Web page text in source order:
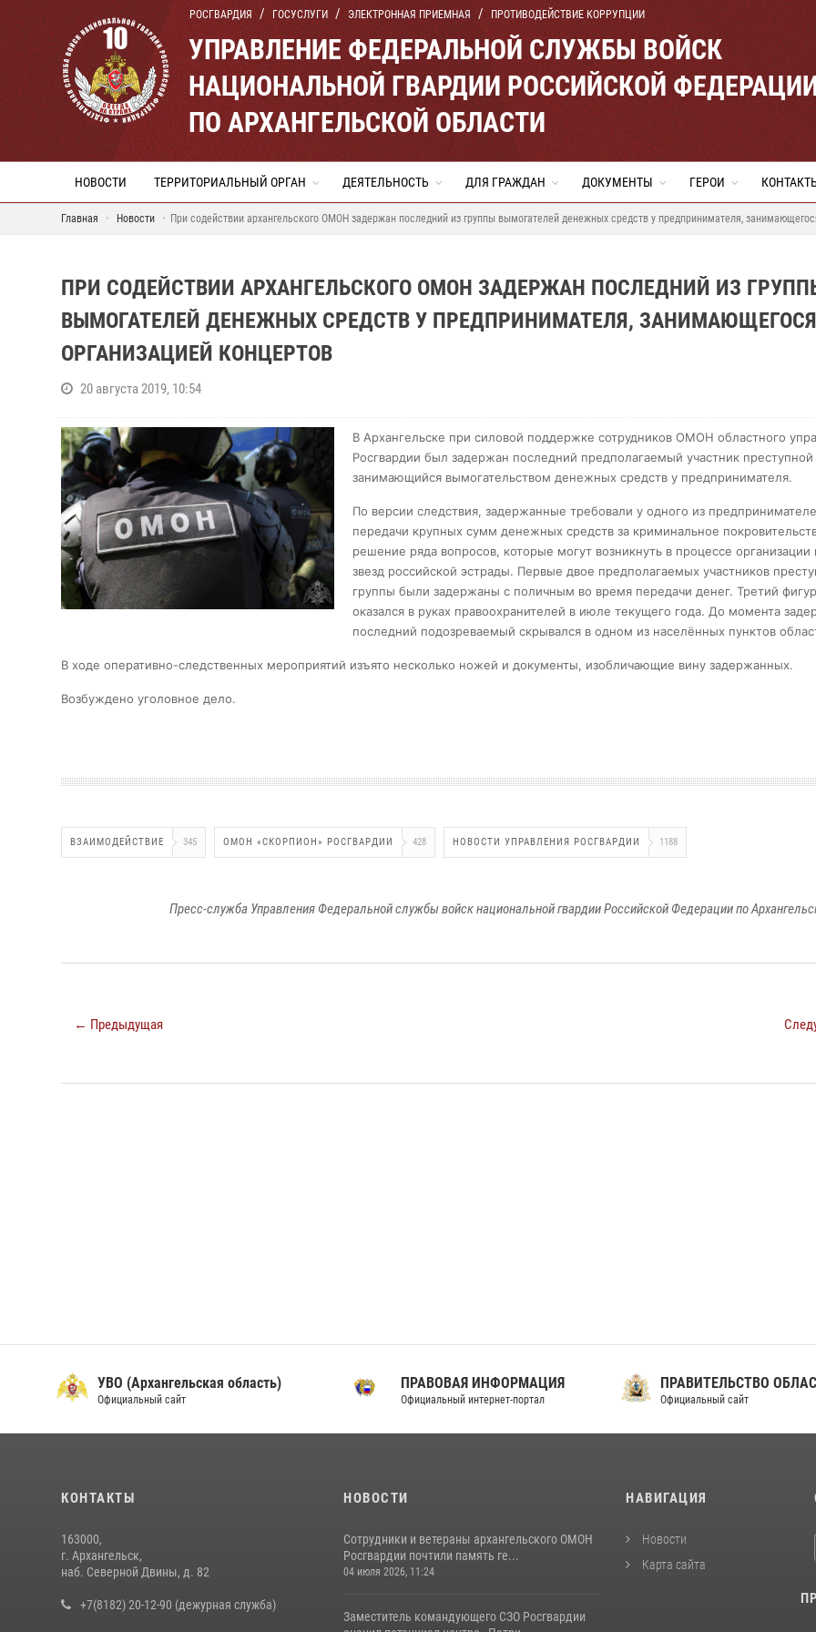
РОСГВАРДИЯ ГОСУСЛУГИ ЭЛЕКТРОННАЯ ПРИЕМНАЯ ПРОТИВОДЕЙСТВИЕ КОРРУПЦИИ
УПРАВЛЕНИЕ ФЕДЕРАЛЬНОЙ СЛУЖБЫ ВОЙСК
НАЦИОНАЛЬНОЙ ГВАРДИИ РОССИЙСКОЙ
ПО АРХАНГЕЛЬСКОЙ ОБЛАСТИ
НОВОСТИ ТЕРРИТОРИАЛЬНЫЙ ОРГАН ДЕЯТЕЛЬНОСТЬ ДЛЯ ГРАЖДАН ДОКУМЕНТЫ ГЕРОИ
Главная Новости При содействии архангельского ОМОН задержан последний из группы вымогателей денежных средств у предпринимателя,
ПРИ СОДЕЙСТВИИ АРХАНГЕЛЬСКОГО ОМОН ЗАДЕРЖАН ПОСЛЕДНИЙ ИЗ
ВЫМОГАТЕЛЕЙ ДЕНЕЖНЫХ СРЕДСТВ У ПРЕДПРИНИМАТЕЛЯ, ЗАНИМАЮЩЕГОСЯ
ОРГАНИЗАЦИЕЙ КОНЦЕРТОВ
20 августа 2019, 10:54
В Архангельске при силовой поддержке сотрудников ОМОН областного
Росгвардии был задержан последний предполагаемый участник
занимающийся вымогательством денежных средств у предпринимателя.
По версии следствия, задержанные требовали у одного из
передачи крупных сумм денежных средств за криминальное
решение ряда вопросов, которые могут возникнуть в процессе организации
звезд российской эстрады. Первые двое предполагаемых участников
группы были задержаны с поличным во время передачи денег. Третий
оказался в руках правоохранителей в июле текущего года. До момента
последний подозреваемый скрывался в одном из населённых пунктов
В ходе оперативно-следственных мероприятий изъято несколько ножей и документы, изобличающие вину задержанных.
Возбуждено уголовное дело.
ВЗАИМОДЕЙСТВИЕ 345 ОМОН «СКОРПИОН» РОСГВАРДИИ 428 НОВОСТИ УПРАВЛЕНИЯ РОСГВАРДИИ 1188
Пресс-служба Управления Федеральной службы войск национальной гвардии Российской Федерации по
← Предыдущая
УВО (Архангельская область)
Официальный сайт
ПРАВОВАЯ ИНФОРМАЦИЯ
Официальный интернет-портал
ПРАВИТЕЛЬСТВО
Официальный сайт
КОНТАКТЫ
163000,
г. Архангельск,
наб. Северной Двины, д. 82
+7(8182) 20-12-90 (дежурная служба)
НОВОСТИ
Сотрудники и ветераны архангельского ОМОН
Росгвардии почтили память ге...
04 июля 2026, 11:24
Заместитель командующего СЗО Росгвардии
НАВИГАЦИЯ
Новости
Карта сайта